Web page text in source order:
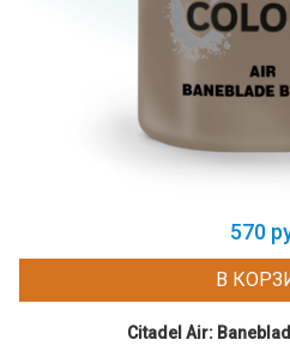
570
В
Citadel Air: